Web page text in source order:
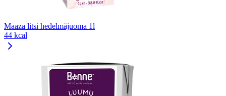
Maaza litsi hedelmäjuoma 1l
44 kcal